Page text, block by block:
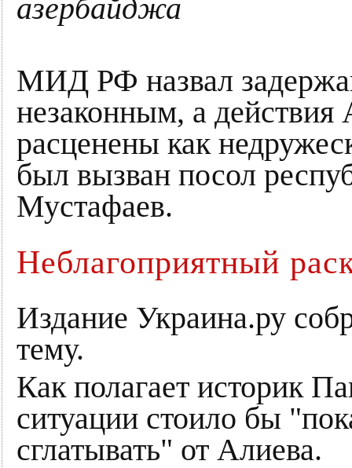
азербайджа
МИД РФ назвал
незаконным, а
расценены как
был вызван посол
Мустафаев.
Неблагоприятный
Издание Украина.ру
тему.
Как полагает историк
ситуации стоило бы
сглатывать" от Алиева.